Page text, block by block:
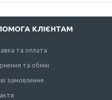
КЛІЄНТАМ
та оплата
та обмін
замовлення